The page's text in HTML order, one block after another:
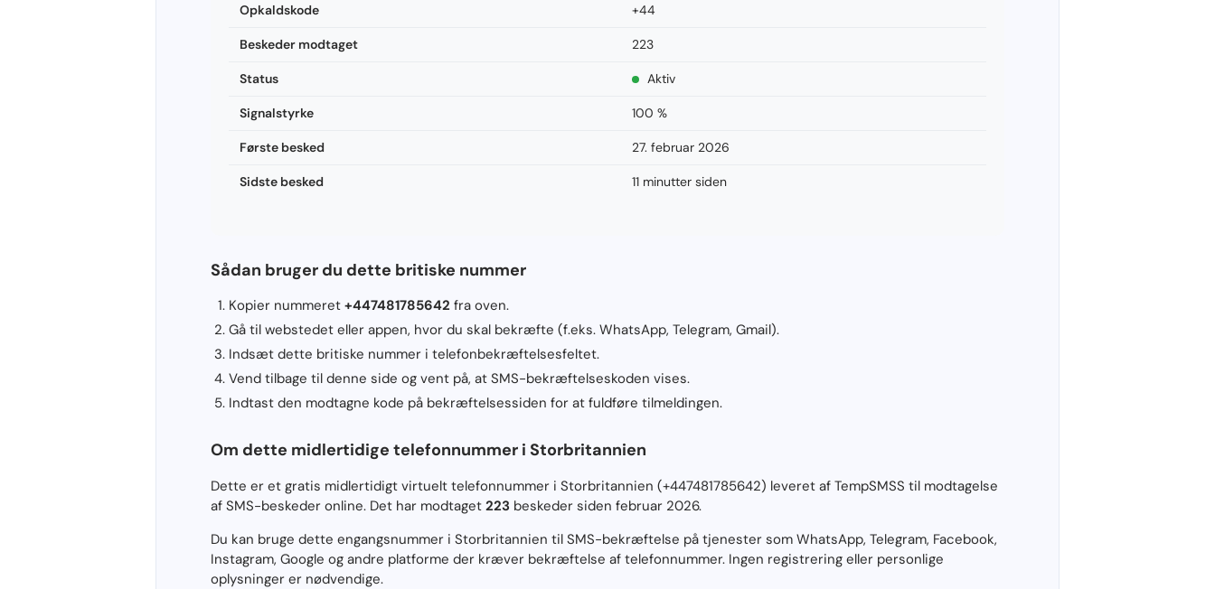
Opkaldskode +44
Beskeder modtaget 223
Status Aktiv
Signalstyrke 100 %
Første besked 27. februar 2026
Sidste besked 11 minutter siden
Sådan bruger du dette britiske nummer
Kopier nummeret +447481785642 fra oven.
Gå til webstedet eller appen, hvor du skal bekræfte (f.eks. WhatsApp, Telegram, Gmail).
Indsæt dette britiske nummer i telefonbekræftelsesfeltet.
Vend tilbage til denne side og vent på, at SMS-bekræftelseskoden vises.
Indtast den modtagne kode på bekræftelsessiden for at fuldføre tilmeldingen.
Om dette midlertidige telefonnummer i Storbritannien
Dette er et gratis midlertidigt virtuelt telefonnummer i Storbritannien (+447481785642) leveret af TempSMSS til modtagelse
af SMS-beskeder online. Det har modtaget 223 beskeder siden februar 2026.
Du kan bruge dette engangsnummer i Storbritannien til SMS-bekræftelse på tjenester som WhatsApp, Telegram, Facebook,
Instagram, Google og andre platforme der kræver bekræftelse af telefonnummer. Ingen registrering eller personlige
oplysninger er nødvendige.